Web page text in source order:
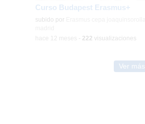
Curso Budapest Erasmus+
subido por
hace 12 meses - 222 visualizaciones
Ver